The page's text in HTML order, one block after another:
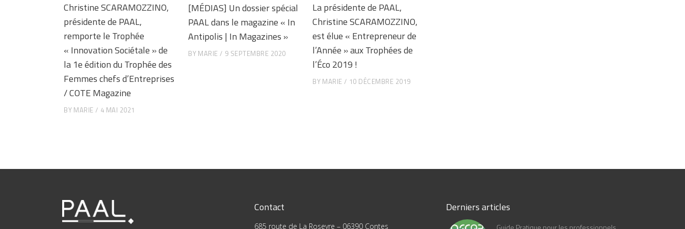
Christine SCARAMOZZINO,
présidente de PAAL,
remporte le Trophée
« Innovation Sociétale » de
la 1e édition du Trophée des
Femmes chefs d’Entreprises
/ COTE Magazine
BY MARIE 4 MAI 2021
[MÉDIAS] Un dossier spécial
PAAL dans le magazine « In
Antipolis | In Magazines »
BY MARIE 9 SEPTEMBRE 2020
La présidente de PAAL,
Christine SCARAMOZZINO,
est élue « Entrepreneur de
l’Année » aux Trophées de
l’Éco 2019 !
BY MARIE 10 DÉCEMBRE 2019
Contact
685 route de La Roseyre – 06390 Contes
Derniers articles